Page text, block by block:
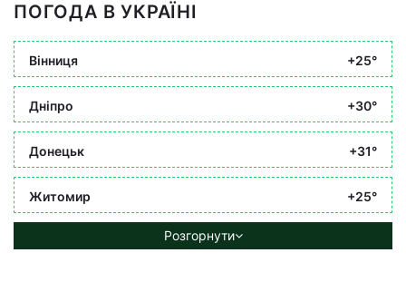
ПОГОДА В УКРАЇНІ
Вінниця +25°
Дніпро +30°
Донецьк +31°
Житомир +25°
Розгорнути